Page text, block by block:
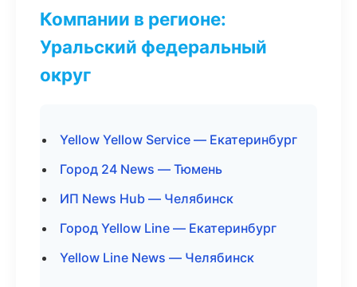
Компании в регионе:
Уральский федеральный
округ
Yellow Yellow Service — Екатеринбург
Город 24 News — Тюмень
ИП News Hub — Челябинск
Город Yellow Line — Екатеринбург
Yellow Line News — Челябинск